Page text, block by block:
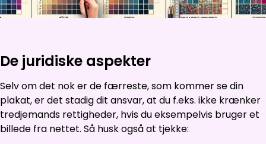
De juridiske aspekter
Selv om det nok er de færreste, som kommer se din
plakat, er det stadig dit ansvar, at du f.eks. ikke krænker
tredjemands rettigheder, hvis du eksempelvis bruger et
billede fra nettet. Så husk også at tjekke: